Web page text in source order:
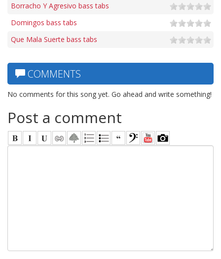
Borracho Y Agresivo bass tabs
Domingos bass tabs
Que Mala Suerte bass tabs
COMMENTS
No comments for this song yet. Go ahead and write something!
Post a comment